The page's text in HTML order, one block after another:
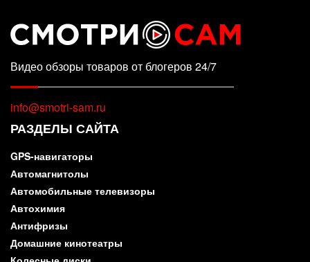
Видео обзоры товаров от блогеров 24/7
info@smotri-sam.ru
РАЗДЕЛЫ САЙТА
GPS-навигаторы
Автомагнитолы
Автомобильные телевизоры
Автохимия
Антифризы
Домашние кинотеатры